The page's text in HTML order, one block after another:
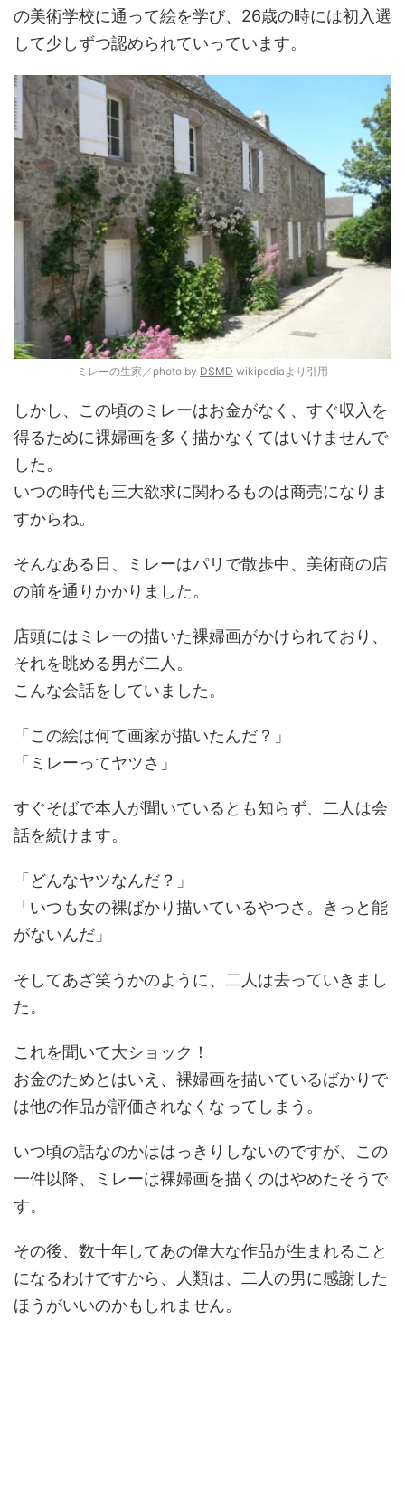
の美術学校に通って絵を学び、26歳の時には初入選
して少しずつ認められていっています。
ミレーの生家／photo by DSMD wikipediaより引用
しかし、この頃のミレーはお金がなく、すぐ収入を
得るために裸婦画を多く描かなくてはいけませんで
した。
いつの時代も三大欲求に関わるものは商売になりま
すからね。
そんなある日、ミレーはパリで散歩中、美術商の店
の前を通りかかりました。
店頭にはミレーの描いた裸婦画がかけられており、
それを眺める男が二人。
こんな会話をしていました。
「この絵は何て画家が描いたんだ？」
「ミレーってヤツさ」
すぐそばで本人が聞いているとも知らず、二人は会
話を続けます。
「どんなヤツなんだ？」
「いつも女の裸ばかり描いているやつさ。きっと能
がないんだ」
そしてあざ笑うかのように、二人は去っていきまし
た。
これを聞いて大ショック！
お金のためとはいえ、裸婦画を描いているばかりで
は他の作品が評価されなくなってしまう。
いつ頃の話なのかははっきりしないのですが、この
一件以降、ミレーは裸婦画を描くのはやめたそうで
す。
その後、数十年してあの偉大な作品が生まれること
になるわけですから、人類は、二人の男に感謝した
ほうがいいのかもしれません。